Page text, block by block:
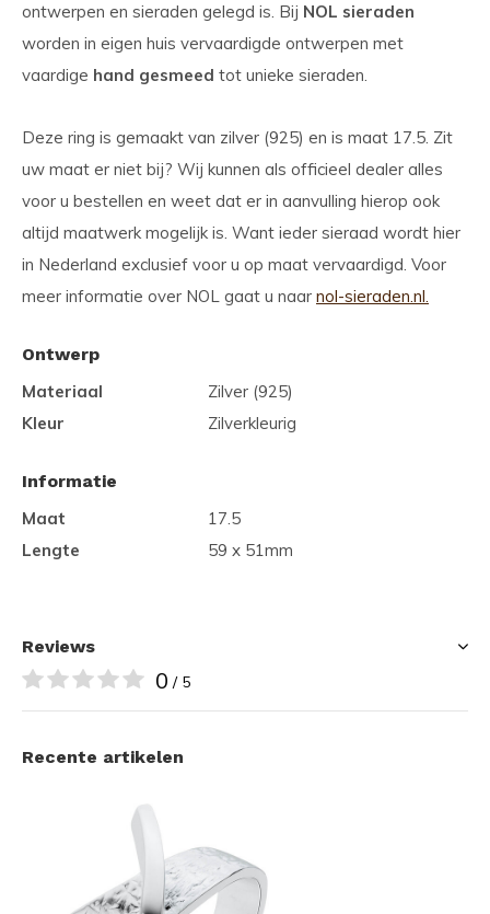
ontwerpen en sieraden gelegd is. Bij NOL sieraden
worden in eigen huis vervaardigde ontwerpen met
vaardige hand gesmeed tot unieke sieraden.
Deze ring is gemaakt van zilver (925) en is maat 17.5. Zit
uw maat er niet bij? Wij kunnen als officieel dealer alles
voor u bestellen en weet dat er in aanvulling hierop ook
altijd maatwerk mogelijk is. Want ieder sieraad wordt hier
in Nederland exclusief voor u op maat vervaardigd. Voor
meer informatie over NOL gaat u naar nol-sieraden.nl.
Ontwerp
Materiaal
Zilver (925)
Kleur
Zilverkleurig
Informatie
Maat
17.5
Lengte
59 x 51mm
Reviews
0 / 5
Recente artikelen